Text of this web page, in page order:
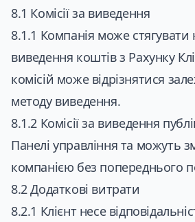
8.1 Комісії за виведення
8.1.1 Компанія може стягувати
виведення коштів з Рахунку
комісій може відрізнятися
методу виведення.
8.1.2 Комісії за виведення
Панелі управління та можуть
компанією без попереднього
8.2 Додаткові витрати
8.2.1 Клієнт несе